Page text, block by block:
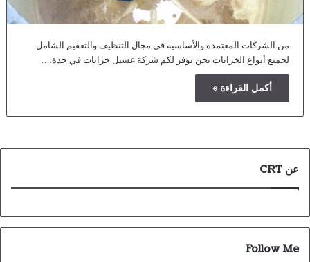
من الشركات المعتمدة والأساسية في مجال التنظيف والتعقيم الشامل
لجميع أنواع الخزانات نحن نوفر لكم شركة غسيل خزانات في جدة،…
أكمل القراءة »
عن CRT
Follow Me